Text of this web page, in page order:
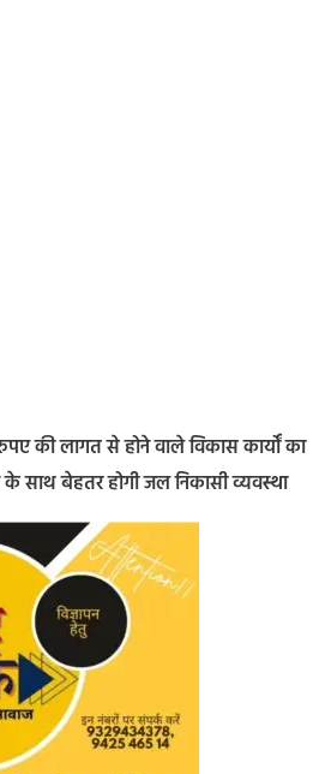
की लागत से होने वाले विकास कार्यों का
बेहतर होगी जल निकासी व्यवस्था